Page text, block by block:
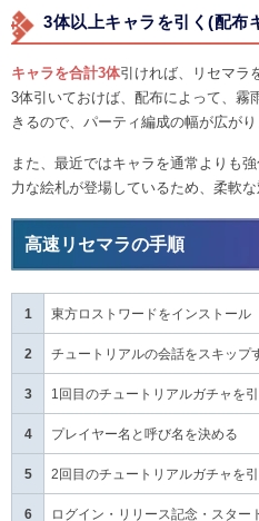
3体以上キャラを引く(配布
キャラを合計3体引ければ、リセマラ
3体引いておけば、配布によって、霧
きるので、パーティ編成の幅が広がり
また、最近ではキャラを通常よりも
力な絵札が登場しているため、柔軟な
高速リセマラの手順
1 東方ロストワードをインストール
2 チュートリアルの会話をスキップ
3 1回目のチュートリアルガチャを引
4 プレイヤー名と呼び名を決める
5 2回目のチュートリアルガチャを引
6 ログイン・リリース記念・スター